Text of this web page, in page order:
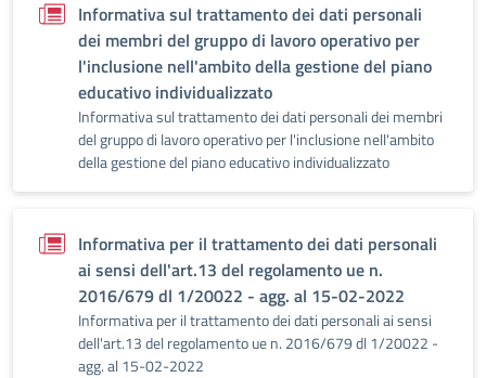
Informativa sul trattamento dei dati personali
dei membri del gruppo di lavoro operativo per
l'inclusione nell'ambito della gestione del piano
educativo individualizzato
Informativa sul trattamento dei dati personali dei membri
del gruppo di lavoro operativo per l'inclusione nell'ambito
della gestione del piano educativo individualizzato
Informativa per il trattamento dei dati personali
ai sensi dell'art.13 del regolamento ue n.
2016/679 dl 1/20022 - agg. al 15-02-2022
Informativa per il trattamento dei dati personali ai sensi
dell'art.13 del regolamento ue n. 2016/679 dl 1/20022 -
agg. al 15-02-2022